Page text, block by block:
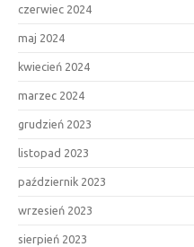
czerwiec 2024
maj 2024
kwiecień 2024
marzec 2024
grudzień 2023
listopad 2023
październik 2023
wrzesień 2023
sierpień 2023